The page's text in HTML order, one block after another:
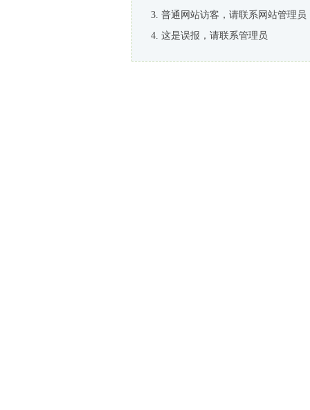
普通网站访客，请联系网站管理员
这是误报，请联系管理员